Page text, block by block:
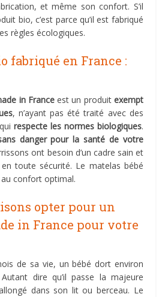
et même son confort. S’il
bio, c’est parce qu’il est fabriqué
règles écologiques.
fabriqué en France :
in Franceest un produit exempt
, n’ayant pas été traité avec des
respecte les normes biologiques.
danger pour la santé de votre
ont besoin d’un cadre sain et
toute sécurité. Le matelas bébé
confort optimal.
opter pour un
in France pour votre
de sa vie, un bébé dort environ
dire qu’il passe la majeure
dans son lit ou berceau. Le